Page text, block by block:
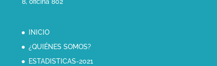
INICIO
¿QUIÉNES SOMOS?
ESTADISTICAS-2021